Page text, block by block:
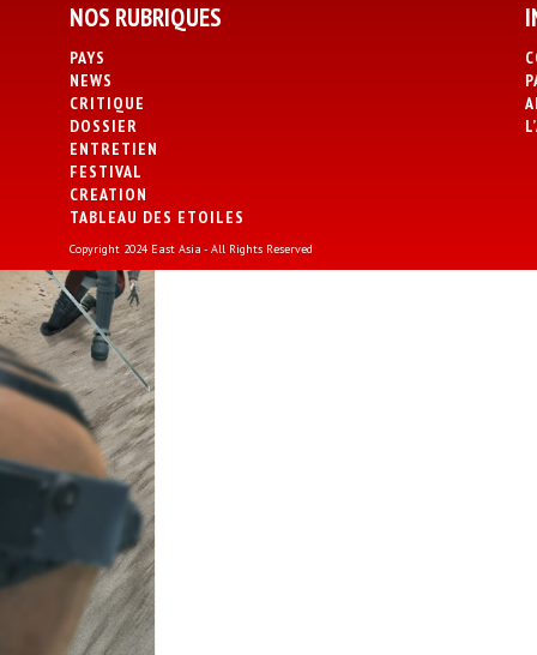
NOS RUBRIQUES
PAYS
NEWS
CRITIQUE
DOSSIER
ENTRETIEN
FESTIVAL
CREATION
TABLEAU DES ETOILES
Copyright 2024 East Asia - All Rights Reserved